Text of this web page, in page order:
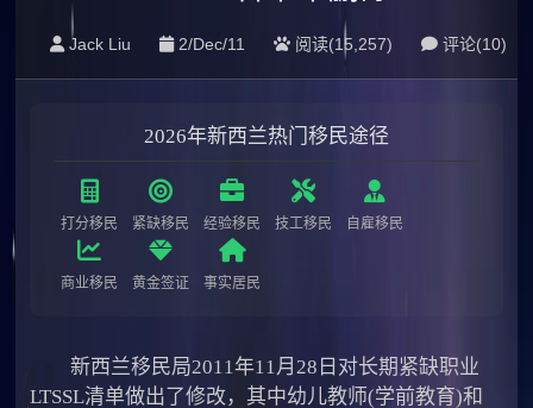
Jack Liu 2/Dec/11 阅读(15,257) 评论(10)
2026年新西兰热门移民途径
打分移民 紧缺移民 经验移民 技工移民 自雇移民
商业移民 黄金签证 事实居民
新西兰移民局2011年11月28日对长期紧缺职业
LTSSL清单做出了修改，其中幼儿教师(学前教育)和